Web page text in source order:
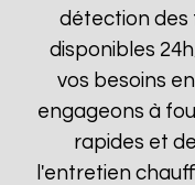
détection des
disponibles
vos besoins
engageons à
rapides et
l'entretien